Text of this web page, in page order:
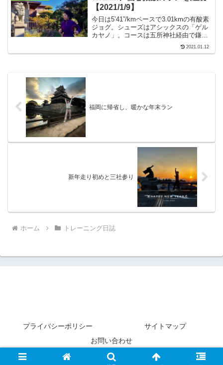
ます。
【2021/1/9】
今日は5’41”/kmペースで3.01kmの有酸素
ジョグ。シューズはアシックスの「ゲル
カヤノ」。コースは五所神社経由で鎌倉
駅方面へ向かう3kmのコース。鎌倉駅東
口のレンバイ内のお店へのお買い物ラン
2021.01.12
福岡に帰省し、暖かな年末ラン
新年走り初めと三社参り
ホーム トレーニング日誌
プライバシーポリシー
サイトマップ
お問い合わせ
© 2020 サブ4 ever ランニング.